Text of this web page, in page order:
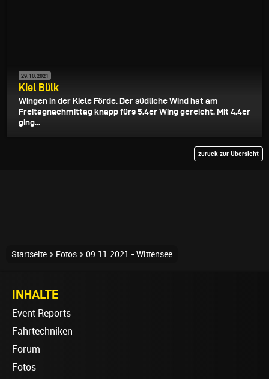
29.10.2021
Kiel Bülk
Wingen in der Kiele Förde. Der südliche Wind hat am
Freitagnachmittag knapp fürs 5.4er Wing gereicht. Mit 4.4er
ging...
zurück zur Übersicht
Startseite Fotos 09.11.2021 - Wittensee
INHALTE
Event Reports
Fahrtechniken
Forum
Fotos